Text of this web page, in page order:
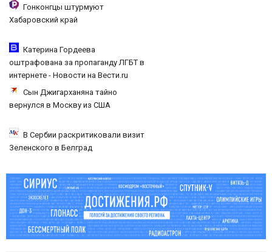
Гонконгцы штурмуют
Хабаровский край
Катерина Гордеева
оштрафована за пропаганду ЛГБТ в
интернете - Новости на Вести.ru
Сын Джигарханяна тайно
вернулся в Москву из США
В Сербии раскритиковали визит
Зеленского в Белград